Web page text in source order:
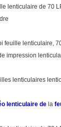
lenticulaire de 70
feuille lenticulaire,
impression
lenticulaires
lenticulaire de la